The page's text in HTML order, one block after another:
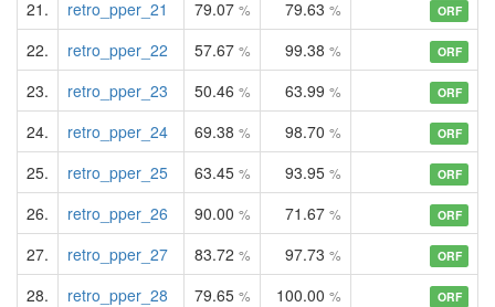
21. retro_pper_21 79.07 % 79.63 % ORF
22. retro_pper_22 57.67 % 99.38 % ORF
23. retro_pper_23 50.46 % 63.99 % ORF
24. retro_pper_24 69.38 % 98.70 % ORF
25. retro_pper_25 63.45 % 93.95 % ORF
26. retro_pper_26 90.00 % 71.67 % ORF
27. retro_pper_27 83.72 % 97.73 % ORF
28. retro_pper_28 79.65 % 100.00 % ORF